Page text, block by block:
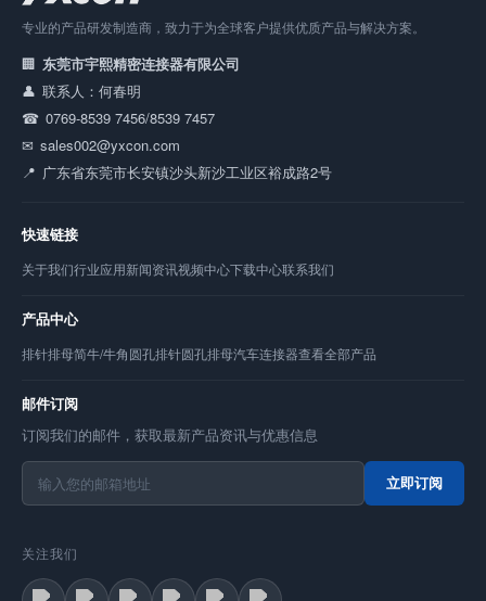
专业的产品研发制造商，致力于为全球客户提供优质产品与解决方案。
东莞市宇熙精密连接器有限公司
联系人：何春明
0769-8539 7456/8539 7457
sales002@yxcon.com
广东省东莞市长安镇沙头新沙工业区裕成路2号
快速链接
关于我们行业应用新闻资讯视频中心下载中心联系我们
产品中心
排针排母简牛/牛角圆孔排针圆孔排母汽车连接器查看全部产品
邮件订阅
订阅我们的邮件，获取最新产品资讯与优惠信息
立即订阅
关注我们